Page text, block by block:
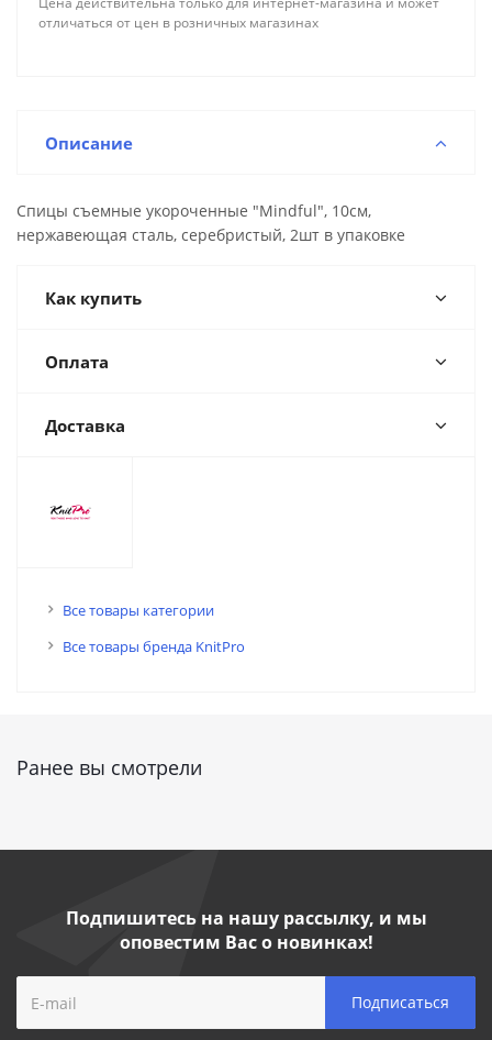
отличаться от цен в розничных магазинах
Описание
Спицы съемные укороченные "Mindful", 10см,
нержавеющая сталь, серебристый, 2шт в упаковке
Как купить
Оплата
Доставка
Все товары категории
Все товары бренда KnitPro
Ранее вы смотрели
Подпишитесь на нашу рассылку, и мы
оповестим Вас о новинках!